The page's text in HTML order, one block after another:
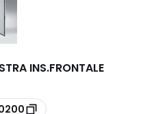
INS.FRONTALE